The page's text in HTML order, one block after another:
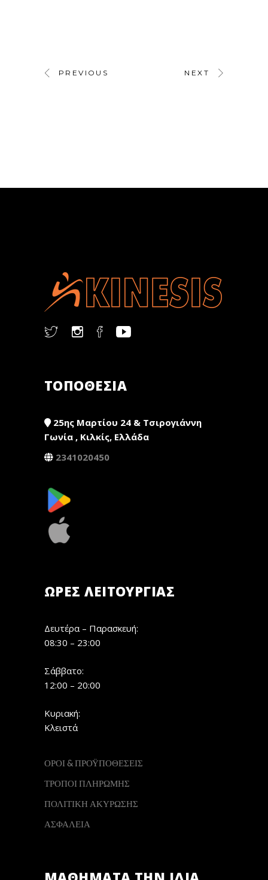
PREVIOUS NEXT
ΤΟΠΟΘΕΣΙΑ
25ης Μαρτίου 24 & Τσιρογιάννη
Γωνία , Κιλκίς, Ελλάδα
2341020450
ΏΡΕΣ ΛΕΙΤΟΥΡΓΊΑΣ
Δευτέρα – Παρασκευή:
08:30 – 23:00
Σάββατο:
12:00 – 20:00
Κυριακή:
Κλειστά
ΟΡΟΙ & ΠΡΟΫΠΟΘΕΣΕΙΣ
ΤΡΟΠΟΙ ΠΛΗΡΩΜΗΣ
ΠΟΛΙΤΙΚΗ ΑΚΥΡΩΣΗΣ
ΑΣΦΑΛΕΙΑ